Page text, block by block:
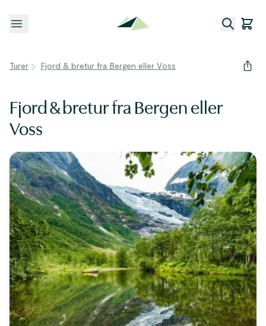
Åpne meny
Turer Fjord & bretur fra Bergen eller Voss
Fjord & bretur fra Bergen eller
Voss